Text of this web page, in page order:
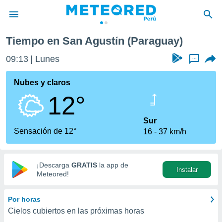
de
ha sido
calidad.
a este
las
y
digital
basada
Tiempo en San Agustín (Paraguay)
09:13 Lunes ...
Nubes y claros
12°
Sensación de 12°
Sur
16
37 km/h
¡Descarga GRATIS la app de
Meteored!
Instalar
Por horas
Cielos cubiertos en las próximas horas